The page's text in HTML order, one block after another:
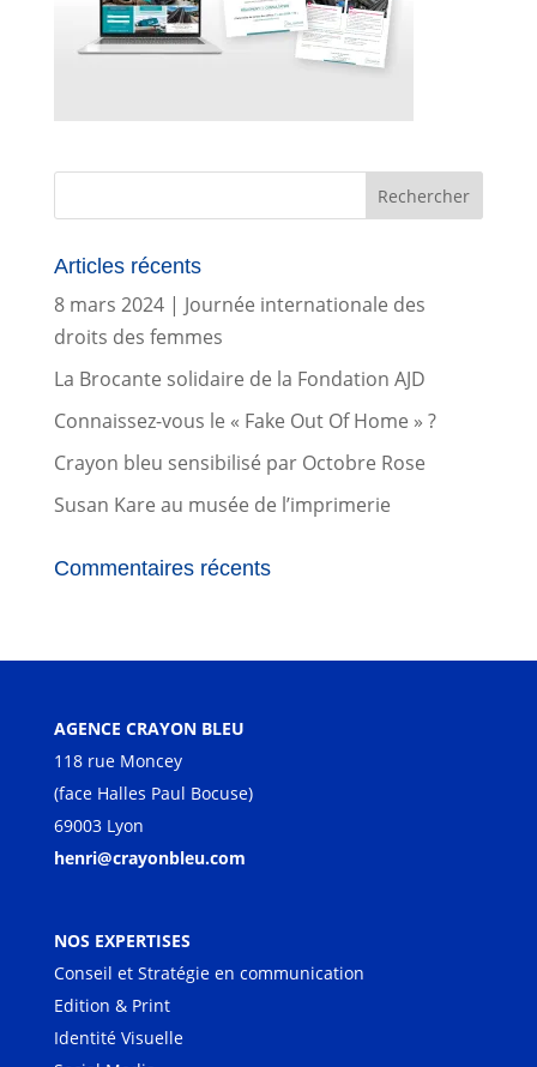
Articles récents
8 mars 2024 | Journée internationale des
droits des femmes
La Brocante solidaire de la Fondation AJD
Connaissez-vous le « Fake Out Of Home » ?
Crayon bleu sensibilisé par Octobre Rose
Susan Kare au musée de l’imprimerie
Commentaires récents
AGENCE CRAYON BLEU
118 rue Moncey
(face Halles Paul Bocuse)
69003 Lyon
henri@crayonbleu.com
NOS EXPERTISES
Conseil et Stratégie en communication
Edition & Print
Identité Visuelle